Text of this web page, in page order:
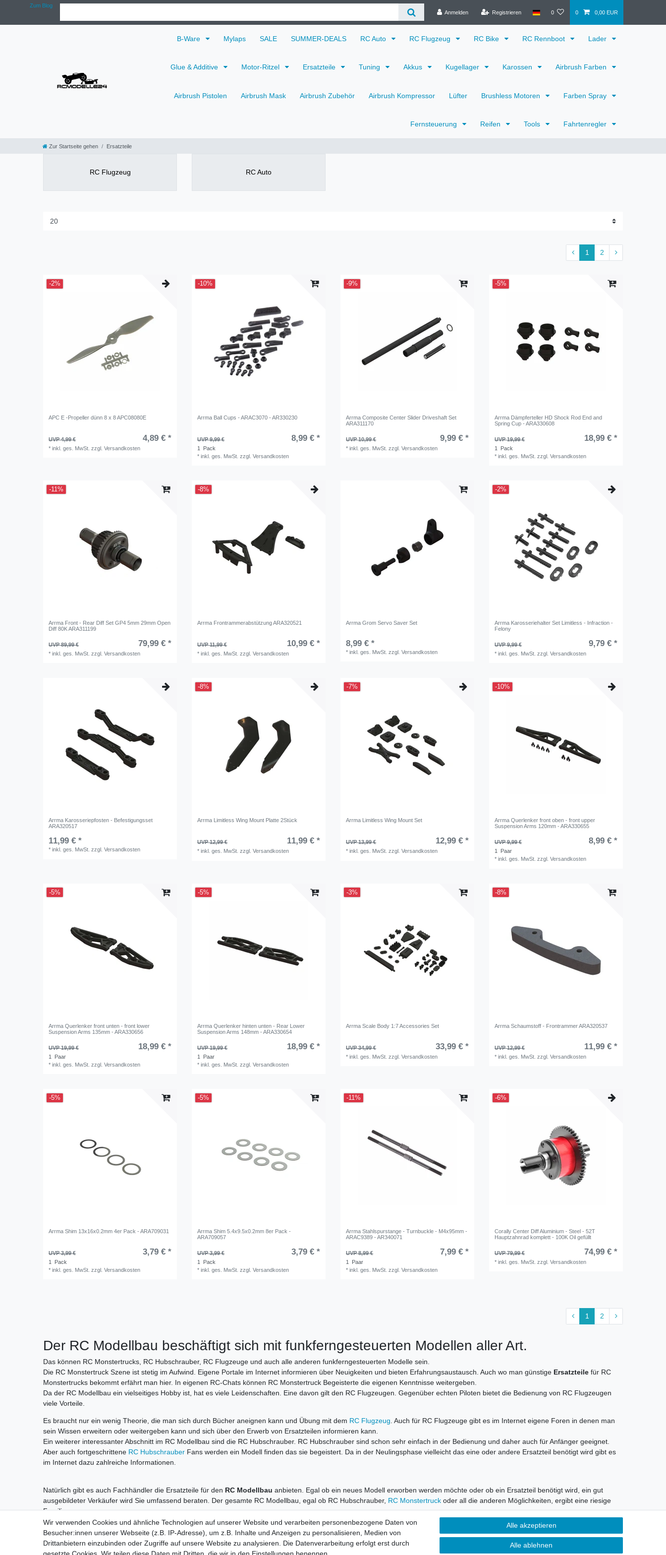
Zum Blog
Anmelden
Registrieren 0 0 0,00 EUR
B-Ware Mylaps SALE SUMMER-DEALS RC Auto RC Flugzeug RC Bike RC Rennboot Lader
Glue & Additive Motor-Ritzel Ersatzteile Tuning Akkus Kugellager Karossen Airbrush Farben
Airbrush Pistolen Airbrush Mask Airbrush Zubehör Airbrush Kompressor Lüfter Brushless Motoren Farben Spray
Fernsteuerung Reifen Tools Fahrtenregler
Zur Startseite gehen Ersatzteile
RC Flugzeug RC Auto
1 2
-2%
APC E -Propeller dünn 8 x 8 APC08080E
UVP 4,99 € 4,89 € *
*inkl. ges. MwSt. zzgl.Versandkosten
-10%
Arrma Ball Cups - ARAC3070 - AR330230
UVP 9,99 € 8,99 € *
1
Pack
*inkl. ges. MwSt. zzgl.Versandkosten
-9%
Arrma Composite Center Slider Driveshaft Set
ARA311170
UVP 10,99 € 9,99 € *
*inkl. ges. MwSt. zzgl.Versandkosten
-5%
Arrma Dämpferteller HD Shock Rod End and
Spring Cup - ARA330608
UVP 19,99 € 18,99 € *
1
Pack
*inkl. ges. MwSt. zzgl.Versandkosten
-11%
Arrma Front - Rear Diff Set GP4 5mm 29mm Open
Diff 80K ARA311199
UVP 89,99 € 79,99 € *
*inkl. ges. MwSt. zzgl.Versandkosten
-8%
Arrma Frontrammerabstützung ARA320521
UVP 11,99 € 10,99 € *
*inkl. ges. MwSt. zzgl.Versandkosten
Arrma Grom Servo Saver Set
8,99 € *
*inkl. ges. MwSt. zzgl.Versandkosten
-2%
Arrma Karosseriehalter Set Limitless - Infraction -
Felony
UVP 9,99 € 9,79 € *
*inkl. ges. MwSt. zzgl.Versandkosten
Arrma Karosseriepfosten - Befestigungsset
ARA320517
11,99 € *
*inkl. ges. MwSt. zzgl.Versandkosten
-8%
Arrma Limitless Wing Mount Platte 2Stück
UVP 12,99 € 11,99 € *
*inkl. ges. MwSt. zzgl.Versandkosten
-7%
Arrma Limitless Wing Mount Set
UVP 13,99 € 12,99 € *
*inkl. ges. MwSt. zzgl.Versandkosten
-10%
Arrma Querlenker front oben - front upper
Suspension Arms 120mm - ARA330655
UVP 9,99 € 8,99 € *
1
Paar
*inkl. ges. MwSt. zzgl.Versandkosten
-5%
Arrma Querlenker front unten - front lower
Suspension Arms 135mm - ARA330656
UVP 19,99 € 18,99 € *
1
Paar
*inkl. ges. MwSt. zzgl.Versandkosten
-5%
Arrma Querlenker hinten unten - Rear Lower
Suspension Arms 148mm - ARA330654
UVP 19,99 € 18,99 € *
1
Paar
*inkl. ges. MwSt. zzgl.Versandkosten
-3%
Arrma Scale Body 1:7 Accessories Set
UVP 34,99 € 33,99 € *
*inkl. ges. MwSt. zzgl.Versandkosten
-8%
Arrma Schaumstoff - Frontrammer ARA320537
UVP 12,99 € 11,99 € *
*inkl. ges. MwSt. zzgl.Versandkosten
-5%
Arrma Shim 13x16x0.2mm 4er Pack - ARA709031
UVP 3,99 € 3,79 € *
1
Pack
*inkl. ges. MwSt. zzgl.Versandkosten
-5%
Arrma Shim 5.4x9.5x0.2mm 8er Pack -
ARA709057
UVP 3,99 € 3,79 € *
1
Pack
*inkl. ges. MwSt. zzgl.Versandkosten
-11%
Arrma Stahlspurstange - Turnbuckle - M4x95mm -
ARAC9389 - AR340071
UVP 8,99 € 7,99 € *
1
Paar
*inkl. ges. MwSt. zzgl.Versandkosten
-6%
Corally Center Diff Aluminium - Steel - 52T
Hauptzahnrad komplett - 100K Oil gefüllt
UVP 79,99 € 74,99 € *
*inkl. ges. MwSt. zzgl.Versandkosten
1 2
Der RC Modellbau beschäftigt sich mit funkferngesteuerten Modellen aller Art.
Das können RC Monstertrucks, RC Hubschrauber, RC Flugzeuge und auch alle anderen funkferngesteuerten Modelle sein.
Die RC Monstertruck Szene ist stetig im Aufwind. Eigene Portale im Internet informieren über Neuigkeiten und bieten Erfahrungsaustausch. Auch wo man günstige Ersatzteile für RC
Monstertrucks bekommt erfährt man hier. In eigenen RC-Chats können RC Monstertruck Begeisterte die eigenen Kenntnisse weitergeben.
Da der RC Modellbau ein vielseitiges Hobby ist, hat es viele Leidenschaften. Eine davon gilt den RC Flugzeugen. Gegenüber echten Piloten bietet die Bedienung von RC Flugzeugen
viele Vorteile.
Es braucht nur ein wenig Theorie, die man sich durch Bücher aneignen kann und Übung mit dem RC Flugzeug. Auch für RC Flugzeuge gibt es im Internet eigene Foren in denen man
sein Wissen erweitern oder weitergeben kann und sich über den Erwerb von Ersatzteilen informieren kann.
Ein weiterer interessanter Abschnitt im RC Modellbau sind die RC Hubschrauber. RC Hubschrauber sind schon sehr einfach in der Bedienung und daher auch für Anfänger geeignet.
Aber auch fortgeschrittene RC Hubschrauber Fans werden ein Modell finden das sie begeistert. Da in der Neulingsphase vielleicht das eine oder andere Ersatzteil benötigt wird gibt es
im Internet dazu zahlreiche Informationen.
Natürlich gibt es auch Fachhändler die Ersatzteile für den RC Modellbau anbieten. Egal ob ein neues Modell erworben werden möchte oder ob ein Ersatzteil benötigt wird, ein gut
ausgebildeter Verkäufer wird Sie umfassend beraten. Der gesamte RC Modellbau, egal ob RC Hubschrauber, RC Monstertruck oder all die anderen Möglichkeiten, ergibt eine riesige
Familie.
Wir verwenden Cookies und ähnliche Technologien auf unserer Website und verarbeiten personenbezogene Daten von
Besucher:innen unserer Webseite (z.B. IP-Adresse), um z.B. Inhalte und Anzeigen zu personalisieren, Medien von
Drittanbietern einzubinden oder Zugriffe auf unsere Website zu analysieren. Die Datenverarbeitung erfolgt erst durch
Alle akzeptieren
Alle ablehnen